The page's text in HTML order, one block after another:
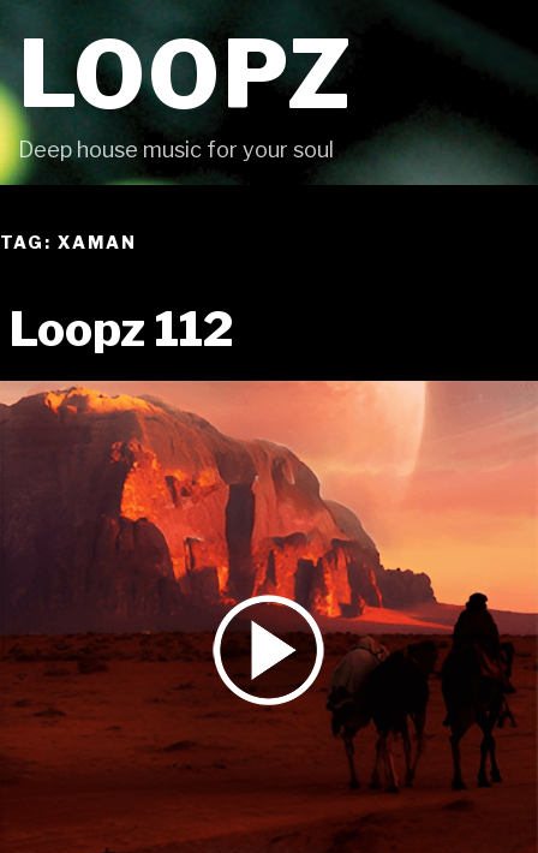
LOOPZ
Deep house music for your soul
TAG: XAMAN
Loopz 112